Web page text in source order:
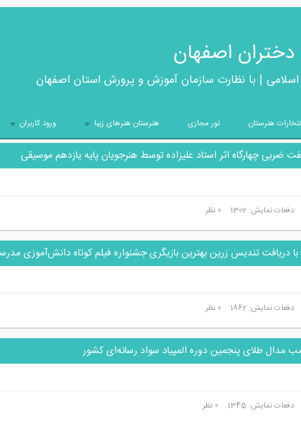
اصفهان
اسلامی | با نظارت سازمان آموزش و پرورش استان اصفهان
هنرستان تور مجازی
+
هنرستان هنرهای زیبا
+
ورود کاربران
ضربی چهارگاه اثر استاد علیزاده توسط هنرجویان پایه یازدهم موسیقی
دفعات نمایش: 1302 0 نظر
تندیس زرین بهترین بازیگری جشنواره فیلم کوتاه دانش‌آموزی
دفعات نمایش: 1862 0 نظر
طلای پنجمین دوره المپیاد سواد رسانه‌ای کشور
دفعات نمایش: 1345 0 نظر